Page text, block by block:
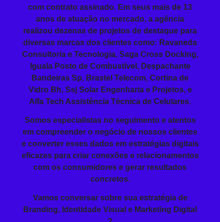
com contrato assinado. Em seus mais de 13
anos de atuação no mercado, a agência
realizou dezenas de projetos de destaque para
diversas marcas dos clientes como: Ravaneda
Consultoria e Tecnologia, Saga Cross Docking,
Iguala Posto de Combustível, Despachante
Bandeiras Sp, Brastel Telecom, Cortina de
Vidro Bh, Ssj Solar Engenharia e Projetos, e
Alfa Tech Assistência Técnica de Celulares.
Somos especialistas no seguimento e atentos
em compreender o negócio de nossos clientes
e converter esses dados em estratégias digitais
eficazes para criar conexões e relacionamentos
com os consumidores e gerar resultados
concretos.
Vamos conversar sobre sua estratégia de
Branding, Identidade Visual e Marketing Digital